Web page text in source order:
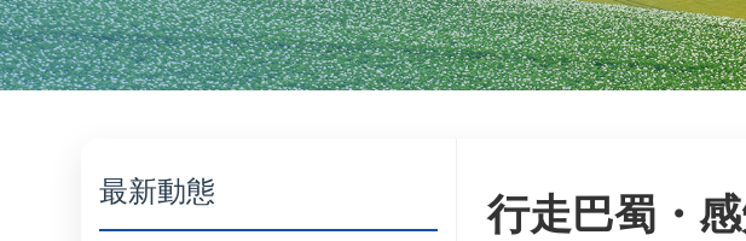
最新動態
行走巴蜀・